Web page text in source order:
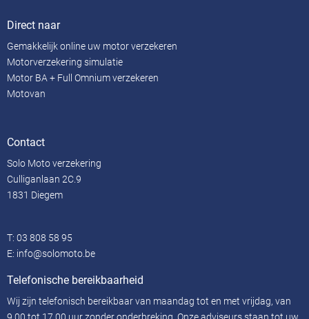
Direct naar
Gemakkelijk online uw motor verzekeren
Motorverzekering simulatie
Motor BA + Full Omnium verzekeren
Motovan
Contact
Solo Moto verzekering
Culliganlaan 2C.9
1831 Diegem
T: 03 808 58 95
E: info@solomoto.be
Telefonische bereikbaarheid
Wij zijn telefonisch bereikbaar van maandag tot en met vrijdag, van